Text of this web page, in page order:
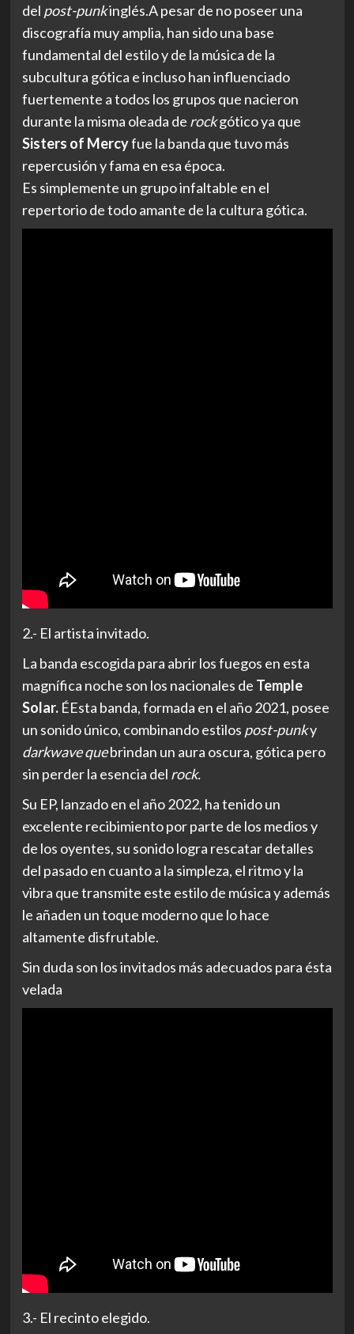
del post-punkinglés.A pesar de no poseer una
discografía muy amplia, han sido una base
fundamental del estilo y de la música de la
subcultura gótica e incluso han influenciado
fuertemente a todos los grupos que nacieron
durante la misma oleada de rockgótico ya que
Sisters of Mercyfue la banda que tuvo más
repercusión y fama en esa época.
Es simplemente un grupo infaltable en el
repertorio de todo amante de la cultura gótica.
2.- El artista invitado.
La banda escogida para abrir los fuegos en esta
magnífica noche son los nacionales de Temple
Solar. ÉEsta banda,formada en el año 2021, posee
un sonido único, combinando estilos post-punky
darkwavequebrindan un aura oscura, gótica pero
sin perder la esencia del rock.
Su EP, lanzado en el año 2022, ha tenido un
excelente recibimiento por parte de los medios y
de los oyentes, su sonido logra rescatar detalles
del pasado en cuanto a la simpleza, el ritmo y la
vibra que transmite este estilo de música y además
le añaden un toque moderno que lo hace
altamente disfrutable.
Sin duda son los invitados más adecuados para ésta
velada
3.- El recinto elegido.